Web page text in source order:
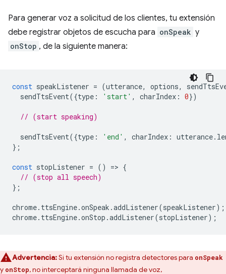
Para generar voz a solicitud de los clientes, tu extensión
debe registrar objetos de escucha para onSpeak y
onStop , de la siguiente manera:
const speakListener = (utterance, options,
sendTtsEvent({type : 'start' , charIndex : 0})
// (start speaking)
sendTtsEvent({type : 'end' , charIndex : utterance.
};
const stopListener = () => {
// (stop all speech)
};
chrome. ttsEngine.onSpeak .addListener(speakListener);
chrome. ttsEngine.onStop .addListener(stopListener);
Advertencia:Si tu extensión no registra detectores para onSpeak
y onStop, no interceptará ninguna llamada de voz,